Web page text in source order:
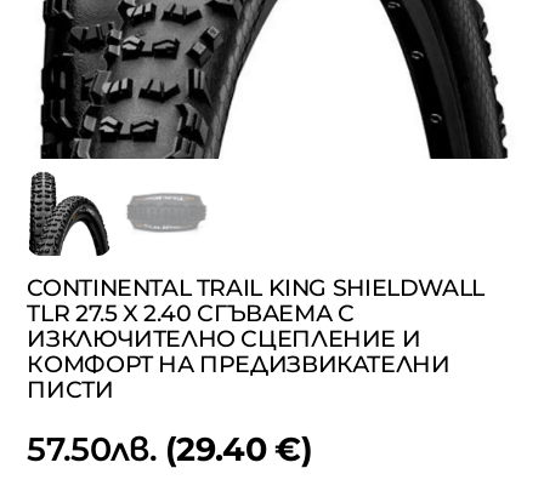
CONTINENTAL TRAIL KING SHIELDWALL
TLR 27.5 X 2.40 СГЪВАЕМА С
ИЗКЛЮЧИТЕЛНО СЦЕПЛЕНИЕ И
КОМФОРТ НА ПРЕДИЗВИКАТЕЛНИ
ПИСТИ
57.50лв. (29.40 €)